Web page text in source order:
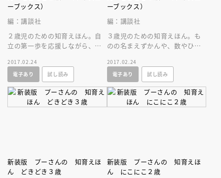
ーブックス）
編：講談社
２歳児のための知育えほん。自
立の第一歩を応援しながら、お
えます。成長がめざましい時期
にぴったり！
2017.02.24
電子あり
試し読み
ーブックス）
編：講談社
３歳児のための知育えほん。も
のの名まえずかんや、数やひら
野に関心を示す時期に合わせた
幅広い内容！
2017.02.24
電子あり
試し読み
新装版 プーさんの 知育えほ
ん どきどき３歳
新装版 プーさんの 知育えほ
ん にこにこ２歳